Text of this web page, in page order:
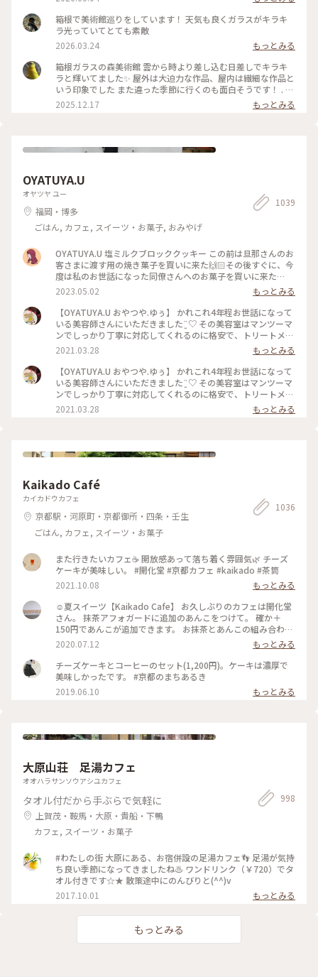
ときわ輝いていた 「クリスタル・ガラスの藤の花」💙💜🤍 藤
の花は春から初夏にかけて 箱根の山間に美しく咲くそうで、
またイタリア•フィレンツェにも 名所があるそうです✨ その藤
の花をクリスタル・ガラスで表現... 爽やかな初夏の風と木漏れ
日に輝く様子は 夢のように美しかったです𖧷 ⁺. 【展示期間】
2026年3月14日から6月25日まで。 #箱根ガラスの森美術館 #
箱根 #ちいさな列車旅 #クリスタル・ガラスの藤の花 #藤の花
#藤 #久しぶりにロマンスカー
箱根で美術館巡りをしています！ 天気も良くガラスがキラキ
ラ光っていてとても素敵
2026.03.24
もっとみる
箱根ガラスの森美術館 雲から時より差し込む日差しでキラキ
ラと輝いてました✨ 屋外は大迫力な作品、屋内は繊細な作品と
いう印象でした また違った季節に行くのも面白そうです！ . #
2025.12.17 もっとみる
OYATUYA.U
オヤツヤ ユー
福岡・博多
ごはん, カフェ, スイーツ・お菓子, おみやげ
1039
OYATUYA.U 塩ミルクブロッククッキー この前は旦那さんのお
客さまに渡す用の焼き菓子を買いに来た🙌🏻その後すぐに、今
度は私のお世話になった同僚さんへのお菓子を買いに来た🙌🏻
🙌🏻 大切な人に何かかわいいお菓子渡したいな〜と思ったら
ユーさんのお菓子が我が家では選ばれる☺️ #福岡#桜坂#ガトー
ショコラ#洋菓子#福岡土産#お土産
2023.05.02
もっとみる
【OYATUYA.U おやつや.ゆぅ】 かれこれ4年程お世話になって
いる美容師さんにいただきました¨̮♡︎ その美容室はマンツーマ
ンでしっかり丁寧に対応してくれるのに格安で、トリートメン
トとか押し付けたりしない、とても居心地のいいお店です。 そ
んな素敵な美容師なので、私がおいしいと思うおやつを何度か
差し入れをしていました。 そのお礼と言うことで準備してく
れていました。 このガトーショコラは濃厚でねっとりした食
感、ひとくち食べただけで目と鼻の穴が大きくなってしまうぐ
らいおいしくて大満足なのですが、もちろんひとくちでは終わ
りません( ˙༥˙ )✨ こんなおいしいものをいただけて 私は幸せで
2021.03.28
もっとみる
【OYATUYA.U おやつや.ゆぅ】 かれこれ4年程お世話になって
いる美容師さんにいただきました¨̮♡︎ その美容室はマンツーマ
ンでしっかり丁寧に対応してくれるのに格安で、トリートメン
トとか押し付けたりしない、とても居心地のいいお店です。 そ
んな素敵な美容師なので、私がおいしいと思うおやつを何度か
感、ひとくち食べただけで目と鼻の穴が大きくなってしまうぐ
す( ¯ ¨̯ ¯̥̥ ) 開店前から行列が出来るのも頷けます。 ことりっぷ
にも早いうちに投稿しなくちゃと思っていたお店です。
2021.03.28 もっとみる
Kaikado Café
カイカドウカフェ
京都駅・河原町・京都御所・四条・壬生
ごはん, カフェ, スイーツ・お菓子
1036
また行きたいカフェ☕️ 開放感あって落ち着く雰囲気🌿 チーズ
ケーキが美味しい。 #開化堂 #京都カフェ #kaikado #茶筒
2021.10.08
もっとみる
☺︎夏スイーツ【Kaikado Cafe】 お久しぶりのカフェは開化堂
さん。 抹茶アフォガードに追加のあんこをつけて。 確か＋
150円であんこが追加できます。 お抹茶とあんこの組み合わせ
は大好きなので迷わず追加…♪ちなみにあんこは、大好きな中
村製餡所さんのもの。きっと最中の皮も。以前 #中村製餡所 さ
んご紹介していますので良かったら☺︎ そして暑いので、水出
し茶をチョイス。 振って自分の好きな濃さにして頂きます。
お茶はおかわりも頂けるんですよ◎ ☺︎ 現在は、満席だとテイ
クアウトのみになるそうです。席の予約はできませんが、電話
になり、ばたばたと毎日を過ごしています。なかなか投稿が追
りペースになりますが、これからもよろしくお願いします☺︎
2020.07.12
もっとみる
チーズケーキとコーヒーのセット(1,200円)。ケーキは濃厚で
美味しかったです。 #京都のまちあるき
2019.06.10
もっとみる
大原山荘 足湯カフェ
オオハラサンソウアシユカフェ
タオル付だから手ぶらで気軽に
上賀茂・鞍馬・大原・貴船・下鴨
カフェ, スイーツ・お菓子
998
#わたしの街 大原にある、お宿併設の足湯カフェ👣 足湯が気持
ち良い季節になってきましたね♨ ワンドリンク（￥720）でタ
オル付きです☆★ 散策途中にのんびりと(^^)v
2017.10.01
もっとみる
もっとみる